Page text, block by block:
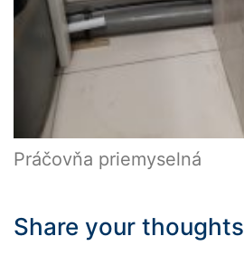
Práčovňa priemyselná
Share your thoughts